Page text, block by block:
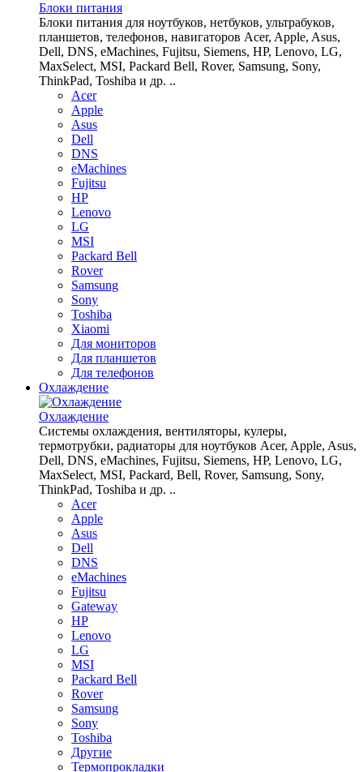
Блоки питания
Блоки питания для ноутбуков, нетбуков, ультрабуков,
планшетов, телефонов, навигаторов Acer, Apple, Asus,
Dell, DNS, eMachines, Fujitsu, Siemens, HP, Lenovo, LG,
MaxSelect, MSI, Packard Bell, Rover, Samsung, Sony,
ThinkPad, Toshiba и др. ..
Acer
Apple
Asus
Dell
DNS
eMachines
Fujitsu
HP
Lenovo
LG
MSI
Packard Bell
Rover
Samsung
Sony
Toshiba
Xiaomi
Для мониторов
Для планшетов
Для телефонов
Охлаждение
Охлаждение
Системы охлаждения, вентиляторы, кулеры,
термотрубки, радиаторы для ноутбуков Acer, Apple, Asus,
Dell, DNS, eMachines, Fujitsu, Siemens, HP, Lenovo, LG,
MaxSelect, MSI, Packard, Bell, Rover, Samsung, Sony,
ThinkPad, Toshiba и др. ..
Acer
Apple
Asus
Dell
DNS
eMachines
Fujitsu
Gateway
HP
Lenovo
LG
MSI
Packard Bell
Rover
Samsung
Sony
Toshiba
Другие
Термопрокладки